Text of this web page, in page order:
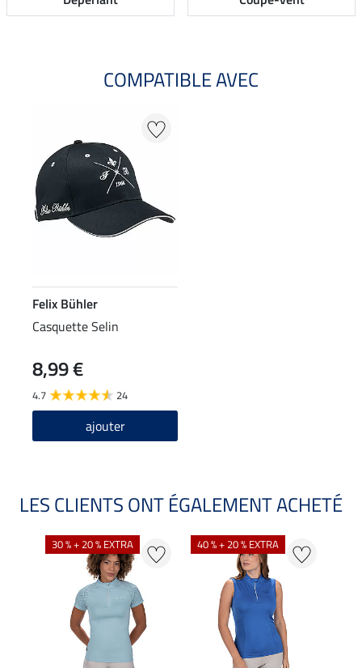
COMPATIBLE AVEC
Felix Bühler
Casquette Selin
8,99 €
4.7 24
ajouter
LES CLIENTS ONT ÉGALEMENT ACHETÉ
30 % + 20 % EXTRA 40 % + 20 % EXTRA